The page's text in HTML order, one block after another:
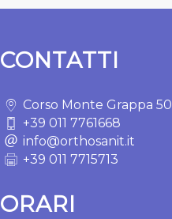
CONTATTI
Corso Monte Grappa 50
+39 011 7761668
info@orthosanit.it
+39 011 7715713
ORARI